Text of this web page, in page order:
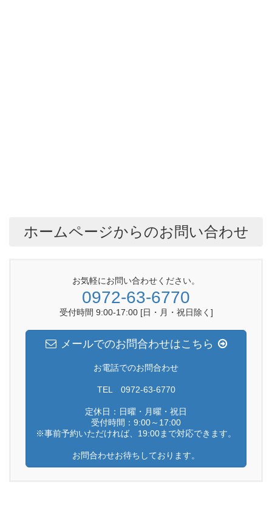
ホームページからのお問い合わせ
お気軽にお問い合わせください。
0972-63-6770
受付時間 9:00-17:00 [日・月・祝日除く]
メールでのお問合わせはこちら
お電話でのお問合わせ
TEL 0972-63-6770
定休日：日曜・月曜・祝日
受付時間：9:00～17:00
※事前予約いただければ、19:00まで対応できます。
お問合わせお待ちしております。